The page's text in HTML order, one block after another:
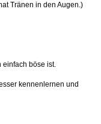
Tränen in den Augen.)
böse ist.
kennenlernen und